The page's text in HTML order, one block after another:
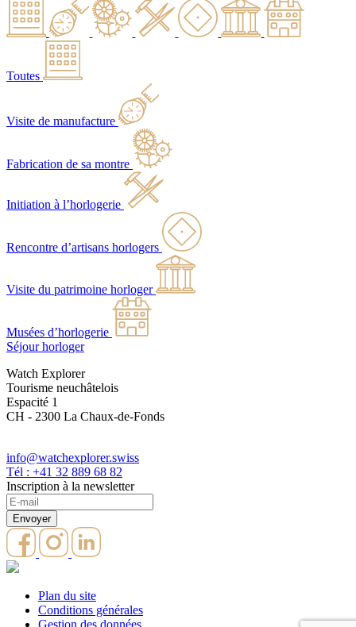
Toutes
Visite de manufacture
Fabrication de sa montre
Initiation à l’horlogerie
Rencontre d’artisans horlogers
Visite du patrimoine horloger
Musées d’horlogerie
Séjour horloger
Watch Explorer
Tourisme neuchâtelois
Espacité 1
CH - 2300 La Chaux-de-Fonds
info@watchexplorer.swiss
Tél : +41 32 889 68 82
Inscription à la newsletter
Plan du site
Conditions générales
Gestion des données